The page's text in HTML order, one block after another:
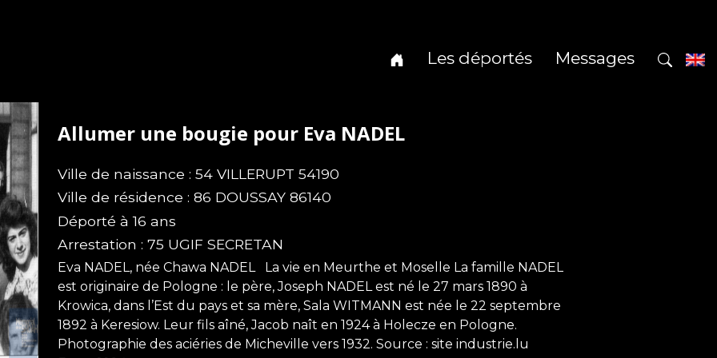
Les déportés Messages
Allumer une bougie pour Eva NADEL
Ville de naissance : 54 VILLERUPT 54190
Ville de résidence : 86 DOUSSAY 86140
Déporté à 16 ans
Arrestation : 75 UGIF SECRETAN
Eva NADEL, née Chawa NADEL La vie en Meurthe et Moselle La famille NADEL
est originaire de Pologne : le père, Joseph NADEL est né le 27 mars 1890 à
Krowica, dans l’Est du pays et sa mère, Sala WITMANN est née le 22 septembre
1892 à Keresiow. Leur fils aîné, Jacob naît en 1924 à Holecze en Pologne.
Photographie des aciéries de Micheville vers 1932. Source : site industrie.lu